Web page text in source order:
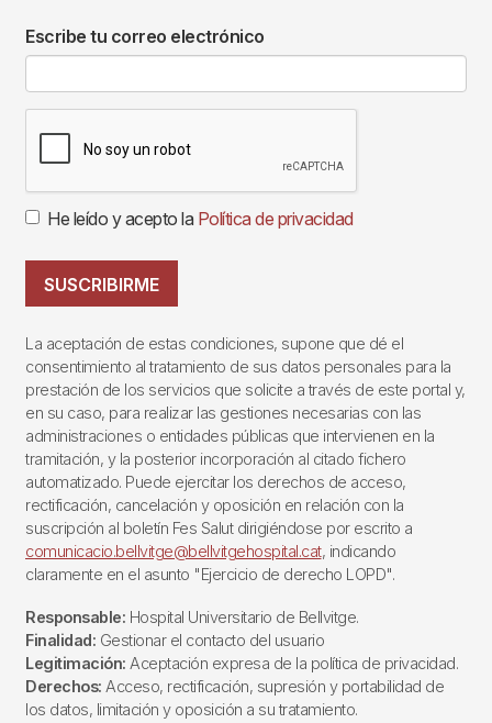
Escribe tu correo electrónico
He leído y acepto la Política de privacidad
SUSCRIBIRME
La aceptación de estas condiciones, supone que dé el
consentimiento al tratamiento de sus datos personales para la
prestación de los servicios que solicite a través de este portal y,
en su caso, para realizar las gestiones necesarias con las
administraciones o entidades públicas que intervienen en la
tramitación, y la posterior incorporación al citado fichero
automatizado. Puede ejercitar los derechos de acceso,
rectificación, cancelación y oposición en relación con la
suscripción al boletín Fes Salut dirigiéndose por escrito a
comunicacio.bellvitge@bellvitgehospital.cat, indicando
claramente en el asunto "Ejercicio de derecho LOPD".
Responsable: Hospital Universitario de Bellvitge.
Finalidad: Gestionar el contacto del usuario
Legitimación: Aceptación expresa de la política de privacidad.
Derechos: Acceso, rectificación, supresión y portabilidad de
los datos, limitación y oposición a su tratamiento.